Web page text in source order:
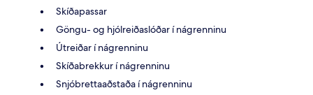
Skíðapassar
Göngu- og hjólreiðaslóðar í nágrenninu
Útreiðar í nágrenninu
Skíðabrekkur í nágrenninu
Snjóbrettaaðstaða í nágrenninu